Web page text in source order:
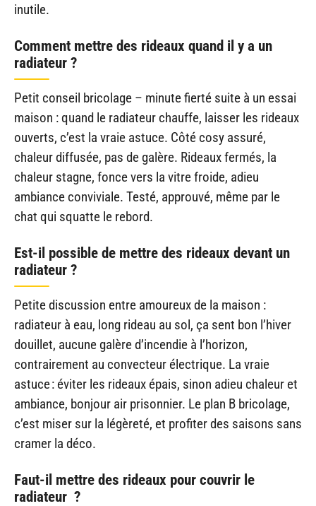
inutile.
Comment mettre des rideaux quand il y a un
radiateur ?
Petit conseil bricolage – minute fierté suite à un essai
maison : quand le radiateur chauffe, laisser les rideaux
ouverts, c’est la vraie astuce. Côté cosy assuré,
chaleur diffusée, pas de galère. Rideaux fermés, la
chaleur stagne, fonce vers la vitre froide, adieu
ambiance conviviale. Testé, approuvé, même par le
chat qui squatte le rebord.
Est-il possible de mettre des rideaux devant un
radiateur ?
Petite discussion entre amoureux de la maison :
radiateur à eau, long rideau au sol, ça sent bon l’hiver
douillet, aucune galère d’incendie à l’horizon,
contrairement au convecteur électrique. La vraie
astuce : éviter les rideaux épais, sinon adieu chaleur et
ambiance, bonjour air prisonnier. Le plan B bricolage,
c’est miser sur la légèreté, et profiter des saisons sans
cramer la déco.
Faut-il mettre des rideaux pour couvrir le
radiateur ?